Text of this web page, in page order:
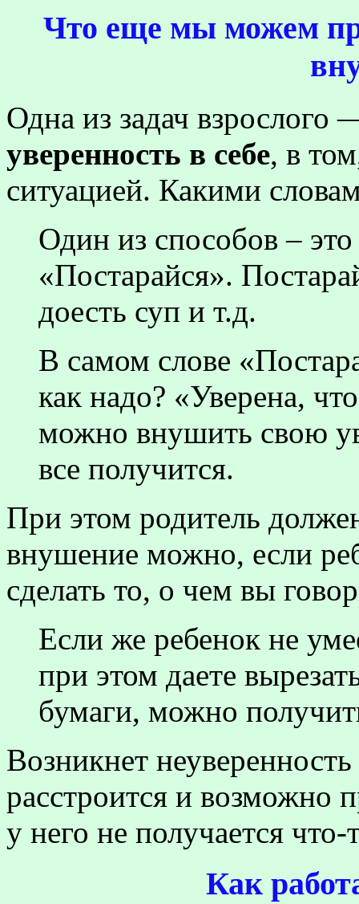
Что еще мы можем
Одна из задач взрослого
уверенность в себе, в
ситуацией. Какими
Один из способов –
«Постарайся».
доесть суп и т.д.
В самом слове
как надо? «Уверена,
можно внушить свою
все получится.
При этом родитель
внушение можно, если
сделать то, о чем вы
Если же ребенок не
при этом даете
бумаги, можно
Возникнет
расстроится и возможно
у него не получается что-
Как